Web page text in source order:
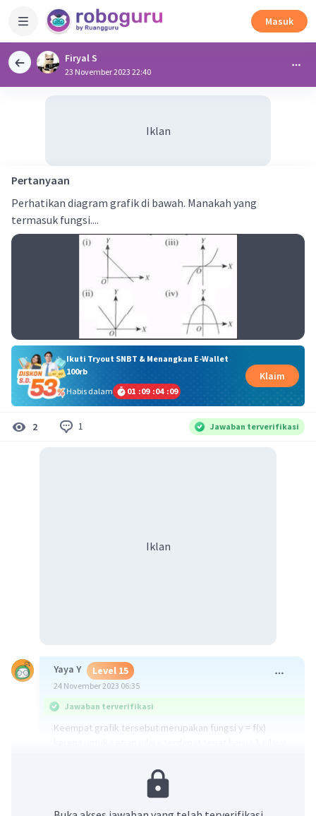
Masuk
Firyal S
23 November 2023 22:40
Iklan
Pertanyaan
Perhatikan diagram grafik di bawah. Manakah yang
termasuk fungsi....
Ikuti Tryout SNBT & Menangkan E-Wallet
100rb
Habis dalam
01 :09 :04 :09
Klaim
2 1 Jawaban terverifikasi
Iklan
Yaya Y Level 15
24 November 2023 06:35
Jawaban terverifikasi
Keempat grafik tersebut merupakan fungsi y = f(x)